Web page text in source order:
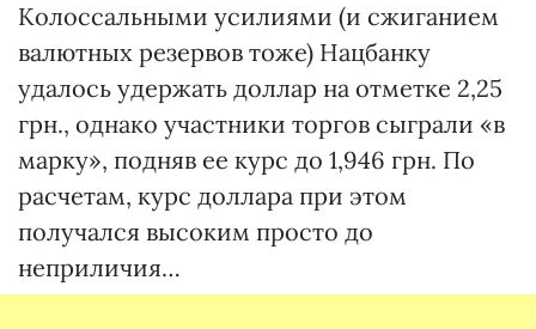
Колоссальными усилиями (и сжиганием
валютных резервов тоже) Нацбанку
удалось удержать доллар на отметке 2,25
грн., однако участники торгов сыграли «в
марку», подняв ее курс до 1,946 грн. По
расчетам, курс доллара при этом
получался высоким просто до
неприличия…